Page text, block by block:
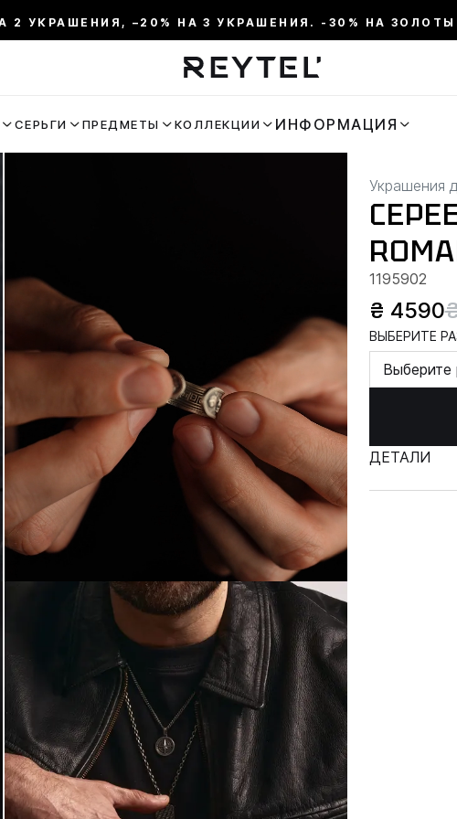
2 УКРАШЕНИЯ, –20% НА 3 УКРАШЕНИЯ. -30% НА
СЕРЬГИ ПРЕДМЕТЫ КОЛЛЕКЦИИ ИНФОРМАЦИЯ
Украшения
1195902
₴ 4590
ВЫБЕРИТЕ
Выберите
ДЕТАЛИ